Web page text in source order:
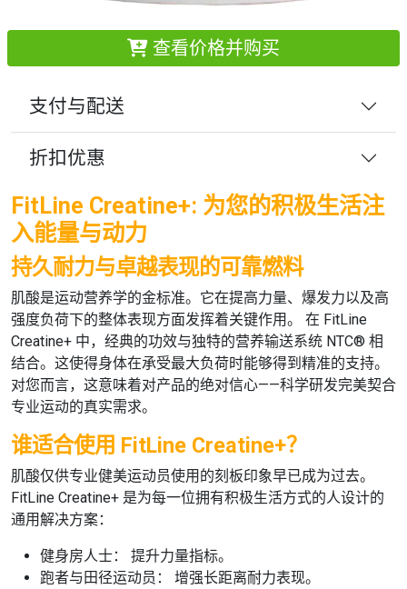
查看价格并购买
支付与配送
折扣优惠
FitLine Creatine+: 为您的积极生活注
入能量与动力
持久耐力与卓越表现的可靠燃料
肌酸是运动营养学的金标准。它在提高力量、爆发力以及高
强度负荷下的整体表现方面发挥着关键作用。 在 FitLine
Creatine+ 中，经典的功效与独特的营养输送系统 NTC® 相
结合。这使得身体在承受最大负荷时能够得到精准的支持。
对您而言，这意味着对产品的绝对信心——科学研发完美契合
专业运动的真实需求。
谁适合使用 FitLine Creatine+？
肌酸仅供专业健美运动员使用的刻板印象早已成为过去。
FitLine Creatine+ 是为每一位拥有积极生活方式的人设计的
通用解决方案：
健身房人士：
提升力量指标。
跑者与田径运动员：
增强长距离耐力表现。